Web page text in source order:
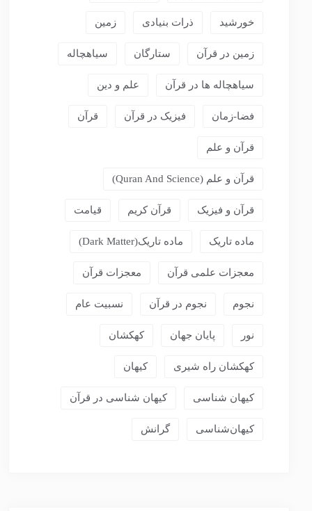
خورشید ذرات بنیادی زمین
زمین در قرآن ستارگان سیاهچاله
سیاهچاله ها در قرآن علم و دین
فضا-زمان فیزیک در قرآن قرآن
قرآن و علم
قرآن و علم (Quran And Science)
قرآن و فیزیک قرآن کریم قیامت
ماده تاریک ماده تاریک(dark Matter)
معجزات علمی قرآن معجزات قرآن
نجوم نجوم در قرآن نسبیت عام
نور پایان جهان کهکشان
کهکشان راه شیری کیهان
کیهان شناسی کیهان شناسی در قرآن
کیهان‌شناسی گرانش